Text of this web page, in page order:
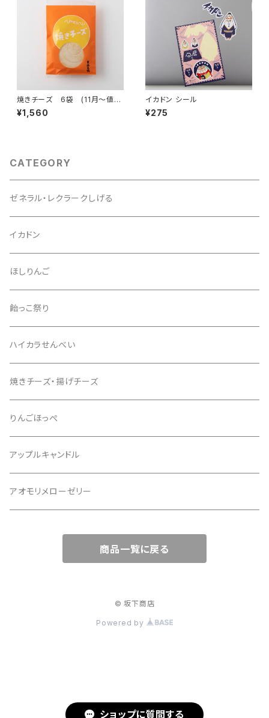
ショップに質問する
焼きチーズ 6袋 (11月～値上
げ)
¥1,560
イカドン シール
¥275
CATEGORY
ゼネラル・レクラークしげる
イカドン
ほしりんご
飴っこ祭り
ハイカラせんべい
焼きチーズ・揚げチーズ
りんごほっぺ
アップルキャンドル
アオモリメローゼリー
商品一覧に戻る
© 坂下商店
Powered by